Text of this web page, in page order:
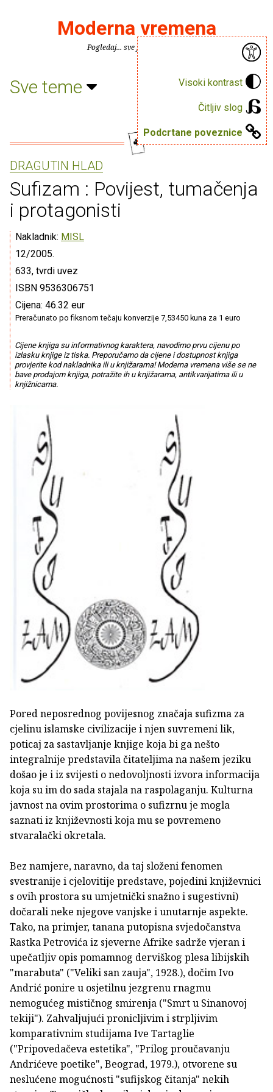
Visoki kontrast
Čitljiv slog
Podcrtane poveznice
Moderna vremena
Pogledaj... sve je puno knjiga.
Sve teme
DRAGUTIN HLAD
Sufizam : Povijest, tumačenja
i protagonisti
Nakladnik: MISL
12/2005.
633, tvrdi uvez
ISBN 9536306751
Cijena: 46.32 eur
Preračunato po fiksnom tečaju konverzije 7,53450 kuna za 1 euro
Cijene knjiga su informativnog karaktera, navodimo prvu cijenu po
izlasku knjige iz tiska. Preporučamo da cijene i dostupnost knjiga
provjerite kod nakladnika ili u knjižarama! Moderna vremena više se ne
bave prodajom knjiga, potražite ih u knjižarama, antikvarijatima ili u
knjižnicama.
Pored neposrednog povijesnog značaja sufizma za
cjelinu islamske civilizacije i njen suvremeni lik,
poticaj za sastavljanje knjige koja bi ga nešto
integralnije predstavila čitateljima na našem jeziku
došao je i iz svijesti o nedovoljnosti izvora informacija
koja su im do sada stajala na raspolaganju. Kulturna
javnost na ovim prostorima o sufizrnu je mogla
saznati iz književnosti koja mu se povremeno
stvaralački okretala.
Bez namjere, naravno, da taj složeni fenomen
svestranije i cjelovitije predstave, pojedini književnici
s ovih prostora su umjetnički snažno i sugestivni)
dočarali neke njegove vanjske i unutarnje aspekte.
Tako, na primjer, tanana putopisna svjedočanstva
Rastka Petrovića iz sjeverne Afrike sadrže vjeran i
upečatljiv opis pomamnog derviškog plesa libijskih
"marabuta" ("Veliki san zauja", 1928.), dočim Ivo
Andrić ponire u osjetilnu jezgrenu rnagmu
nemogućeg mističnog smirenja ("Smrt u Sinanovoj
tekiji"). Zahvaljujući pronicljivim i strpljivim
komparativnim studijama Ive Tartaglie
("Pripovedačeva estetika", "Prilog proučavanju
Andrićeve poetike", Beograd, 1979.), otvorene su
neslućene mogućnosti "sufijskog čitanja" nekih